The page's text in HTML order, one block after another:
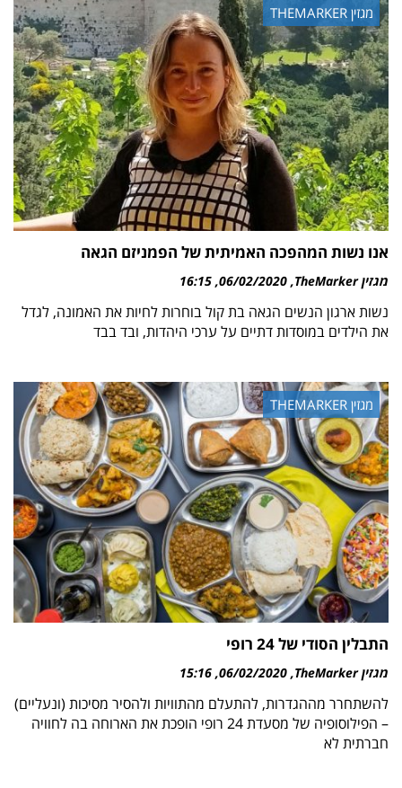
מגזין THEMARKER
אנו נשות המהפכה האמיתית של הפמניזם הגאה
מגזין TheMarker 06/02/2020
16:15
נשות ארגון הנשים הגאה בת קול בוחרות לחיות את האמונה, לגדל
את הילדים במוסדות דתיים על ערכי היהדות, ובד בבד
מגזין THEMARKER
התבלין הסודי של 24 רופי
מגזין TheMarker 06/02/2020
15:16
להשתחרר מההגדרות, להתעלם מהתוויות ולהסיר מסיכות (ונעליים)
– הפילוסופיה של מסעדת 24 רופי הופכת את הארוחה בה לחוויה
חברתית לא